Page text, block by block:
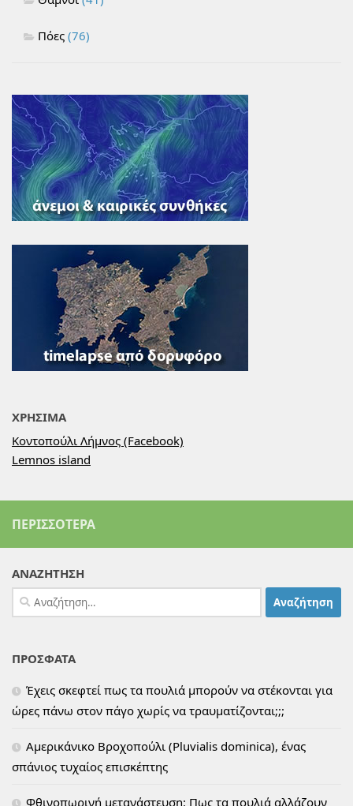
Πόες (76)
ΧΡΗΣΙΜΑ
Κοντοπούλι Λήμνος (Facebook)
Lemnos island
ΠΕΡΙΣΣΌΤΕΡΑ
ΑΝΑΖΗΤΗΣΗ
Αναζήτηση
για:
ΠΡΟΣΦΑΤΑ
Έχεις σκεφτεί πως τα πουλιά μπορούν να στέκονται για
ώρες πάνω στον πάγο χωρίς να τραυματίζονται;;;
Αμερικάνικο Βροχοπούλι (Pluvialis dominica), ένας
σπάνιος τυχαίος επισκέπτης
Φθινοπωρινή μετανάστευση: Πως τα πουλιά αλλάζουν